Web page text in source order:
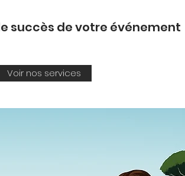
succès de votre événement
Voir nos services